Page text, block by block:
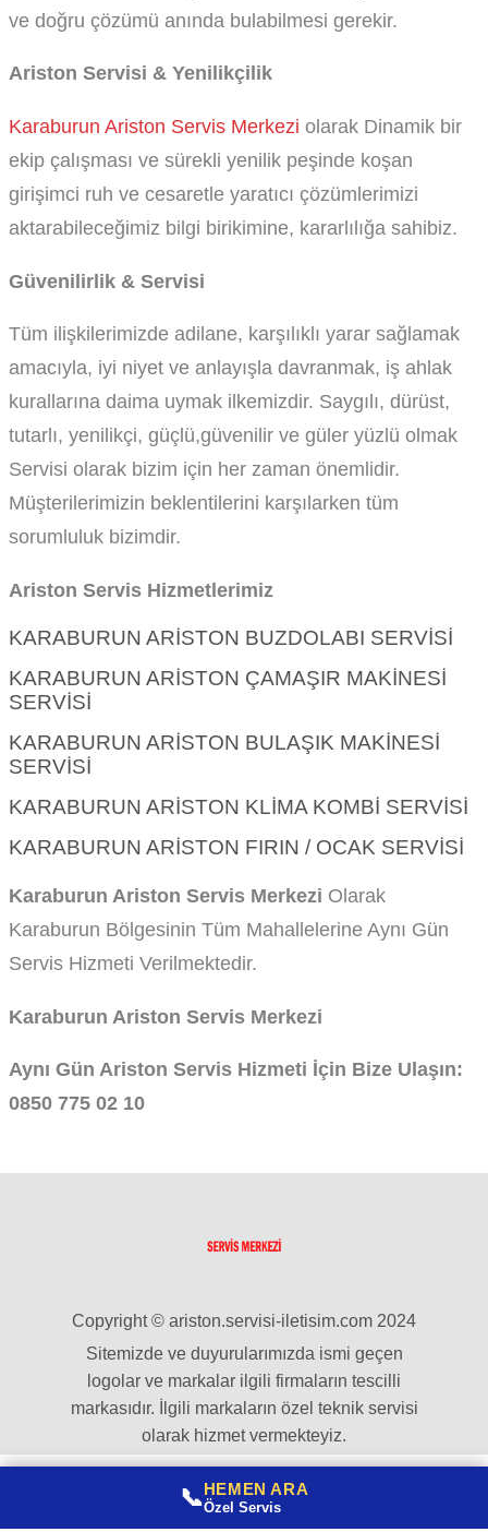
ve doğru çözümü anında bulabilmesi gerekir.
Ariston Servisi & Yenilikçilik
Karaburun Ariston Servis Merkezi olarak Dinamik bir
ekip çalışması ve sürekli yenilik peşinde koşan
girişimci ruh ve cesaretle yaratıcı çözümlerimizi
aktarabileceğimiz bilgi birikimine, kararlılığa sahibiz.
Güvenilirlik & Servisi
Tüm ilişkilerimizde adilane, karşılıklı yarar sağlamak
amacıyla, iyi niyet ve anlayışla davranmak, iş ahlak
kurallarına daima uymak ilkemizdir. Saygılı, dürüst,
tutarlı, yenilikçi, güçlü,güvenilir ve güler yüzlü olmak
Servisi olarak bizim için her zaman önemlidir.
Müşterilerimizin beklentilerini karşılarken tüm
sorumluluk bizimdir.
Ariston Servis Hizmetlerimiz
KARABURUN ARISTON BUZDOLABI SERVISI
KARABURUN ARISTON ÇAMAŞIR MAKINESI
SERVISI
KARABURUN ARISTON BULAŞIK MAKINESI
SERVISI
KARABURUN ARISTON KLIMA KOMBI SERVISI
KARABURUN ARISTON FIRIN / OCAK SERVISI
Karaburun Ariston Servis Merkezi Olarak
Karaburun Bölgesinin Tüm Mahallelerine Aynı Gün
Servis Hizmeti Verilmektedir.
Karaburun Ariston Servis Merkezi
Aynı Gün Ariston Servis Hizmeti İçin Bize Ulaşın:
0850 775 02 10
Copyright © ariston.servisi-iletisim.com 2024
Sitemizde ve duyurularımızda ismi geçen
logolar ve markalar ilgili firmaların tescilli
markasıdır. İlgili markaların özel teknik servisi
olarak hizmet vermekteyiz.
📞HEMEN ARA
Özel Servis